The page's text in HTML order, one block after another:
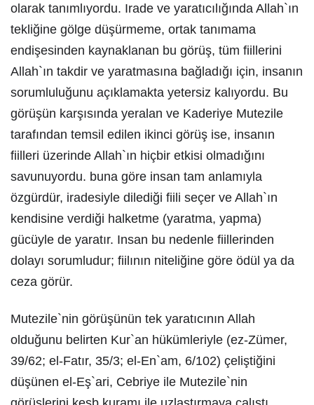
olarak tanımlıyordu. Irade ve yaratıcılığında Allah`ın
tekliğine gölge düşürmeme, ortak tanımama
endişesinden kaynaklanan bu görüş, tüm fiillerini
Allah`ın takdir ve yaratmasına bağladığı için, insanın
sorumluluğunu açıklamakta yetersiz kalıyordu. Bu
görüşün karşısında yeralan ve Kaderiye Mutezile
tarafından temsil edilen ikinci görüş ise, insanın
fiilleri üzerinde Allah`ın hiçbir etkisi olmadığını
savunuyordu. buna göre insan tam anlamıyla
özgürdür, iradesiyle dilediği fiili seçer ve Allah`ın
kendisine verdiği halketme (yaratma, yapma)
gücüyle de yaratır. Insan bu nedenle fiillerinden
dolayı sorumludur; fiilının niteliğine göre ödül ya da
ceza görür.
Mutezile`nin görüşünün tek yaratıcının Allah
olduğunu belirten Kur`an hükümleriyle (ez-Zümer,
39/62; el-Fatır, 35/3; el-En`am, 6/102) çeliştiğini
düşünen el-Eş`ari, Cebriye ile Mutezile`nin